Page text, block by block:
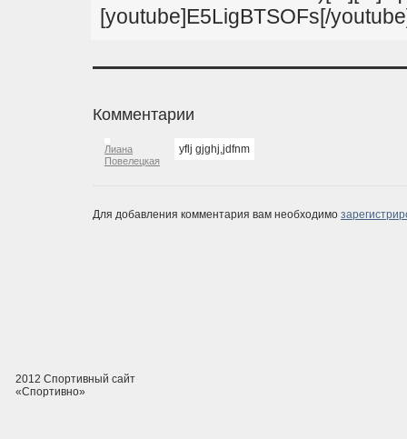
[youtube]E5LigBTSOFs[/
Комментарии
Лиана
Повелецкая
yflj gjghj,jdfnm
Для добавления комментария вам необходимо
2012 Спортивный сайт
«Спортивно»